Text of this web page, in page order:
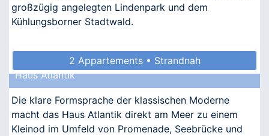
großzügig angelegten Lindenpark und dem
Kühlungsborner Stadtwald.
2 Appartements • Strandnah
Haus Atlantik
Die klare Formsprache der klassischen Moderne
macht das Haus Atlantik direkt am Meer zu einem
Kleinod im Umfeld von Promenade, Seebrücke und